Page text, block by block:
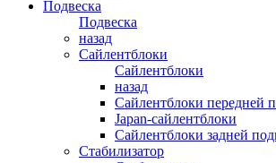
Подвеска
Подвеска
назад
Сайлентблоки
Сайлентблоки
назад
Сайлентблоки передней
Japan-сайлентблоки
Сайлентблоки задней
Стабилизатор